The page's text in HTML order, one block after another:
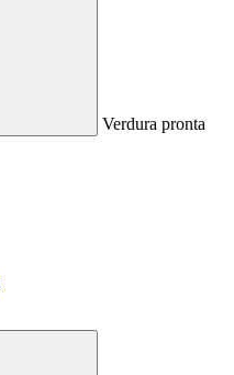
Verdura pronta